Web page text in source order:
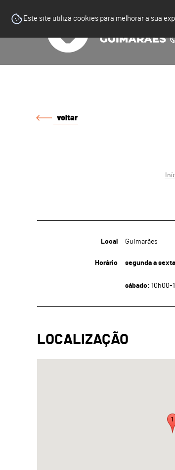
Este site utiliza cookies para melhorar a sua
voltar
Local Guimarães
Horário segunda a
sábado: 10h00-